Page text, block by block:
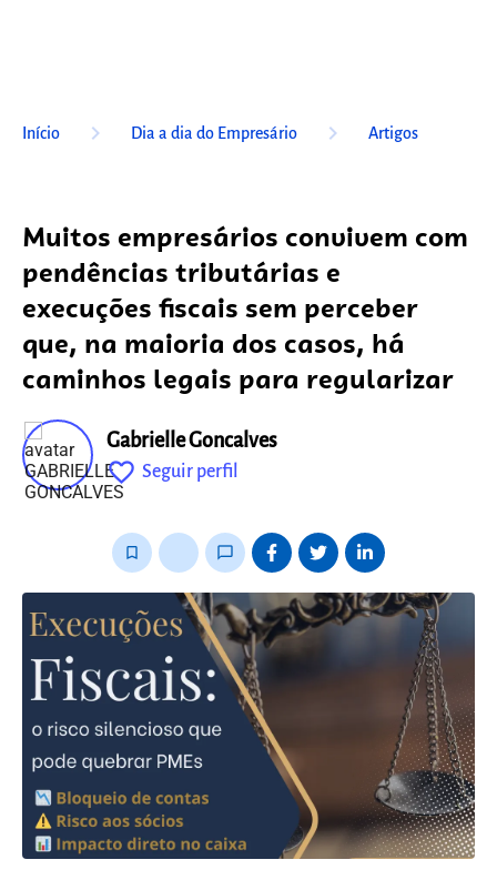
Início keyboard_arrow_right Dia a dia do Empresário keyboard_arrow_right Artigos
Muitos empresários convivem com
pendências tributárias e
execuções fiscais sem perceber
que, na maioria dos casos, há
caminhos legais para regularizar
Gabrielle Goncalves
favorite_outline Seguir perfil
bookmark_border chat_bubble_outline